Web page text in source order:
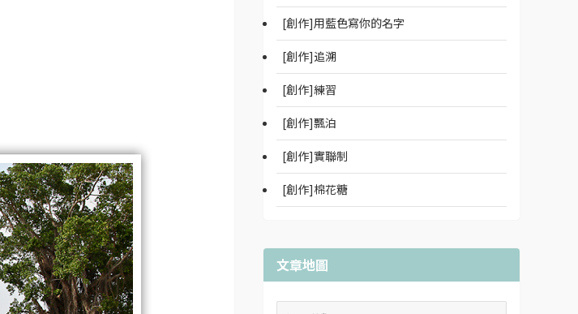
[創作]用藍色寫你的名字
[創作]追溯
[創作]練習
[創作]飄泊
[創作]實聯制
[創作]棉花糖
文章地圖